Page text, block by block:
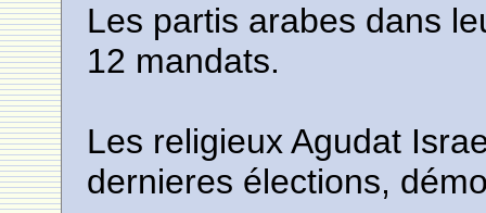
Les partis arabes dans
12 mandats.
Les religieux Agudat
dernieres élections,